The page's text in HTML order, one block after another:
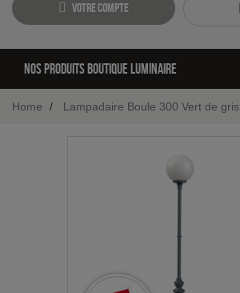
Votre compte
Nos produits boutique luminaire
Home Lampadaire Boule 300 Vert de gris